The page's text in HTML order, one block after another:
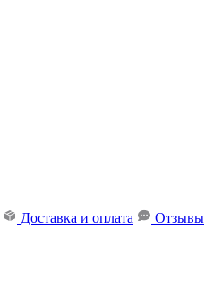
Доставка и оплата Отзывы